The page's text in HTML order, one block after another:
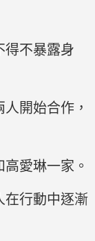
得不暴露身
開始合作，
愛琳一家。
在行動中逐漸